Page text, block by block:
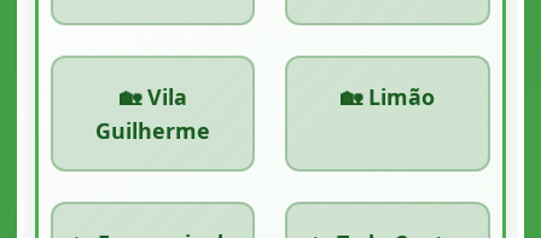
🏡 Vila
Guilherme
🏡 Limão